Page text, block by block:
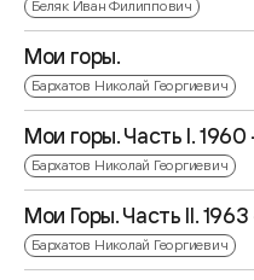
Беляк Иван Филиппович
Мои горы.
Бархатов Николай Георгиевич
Мои горы. Часть I. 1960
Бархатов Николай Георгиевич
Мои Горы. Часть II.
Бархатов Николай Георгиевич